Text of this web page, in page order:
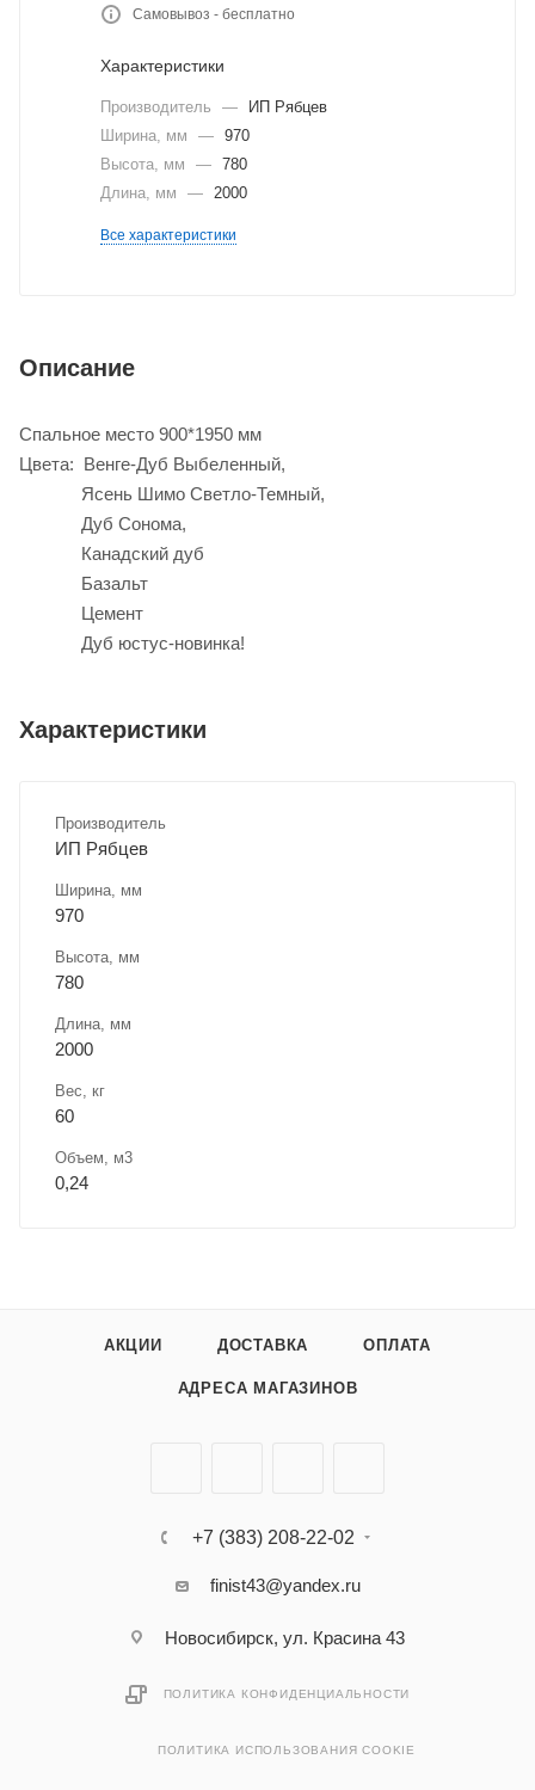
Самовывоз - бесплатно
Характеристики
Производитель —
ИП Рябцев
Ширина, мм
— 970
Высота, мм
— 780
Длина, мм
— 2000
Все характеристики
Описание
Спальное место 900*1950 мм
Цвета: Венге-Дуб Выбеленный,
Ясень Шимо Светло-Темный,
Дуб Сонома,
Канадский дуб
Базальт
Цемент
Дуб юстус-новинка!
Характеристики
Производитель
ИП Рябцев
Ширина, мм
970
Высота, мм
780
Длина, мм
2000
Вес, кг
60
Объем, м3
0,24
АКЦИИ ДОСТАВКА ОПЛАТА
АДРЕСА МАГАЗИНОВ
+7 (383) 208-22-02
finist43@yandex.ru
Новосибирск, ул. Красина 43
ПОЛИТИКА КОНФИДЕНЦИАЛЬНОСТИ
ПОЛИТИКА ИСПОЛЬЗОВАНИЯ COOKIE